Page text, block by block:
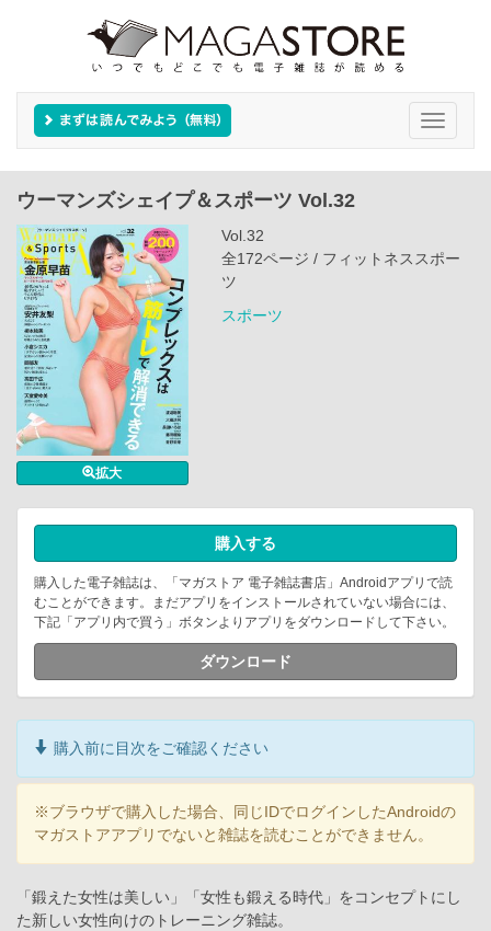
Toggle
ウーマンズシェイプ＆スポーツ Vol.32
拡大
Vol.32
全172ページ / フィットネススポー
ツ
スポーツ
購入する
購入した電子雑誌は、「マガストア 電子雑誌書店」Androidアプリで読
むことができます。まだアプリをインストールされていない場合には、
下記「アプリ内で買う」ボタンよりアプリをダウンロードして下さい。
ダウンロード
購入前に目次をご確認ください
※ブラウザで購入した場合、同じIDでログインしたAndroidの
マガストアアプリでないと雑誌を読むことができません。
「鍛えた女性は美しい」「女性も鍛える時代」をコンセプトにし
た新しい女性向けのトレーニング雑誌。